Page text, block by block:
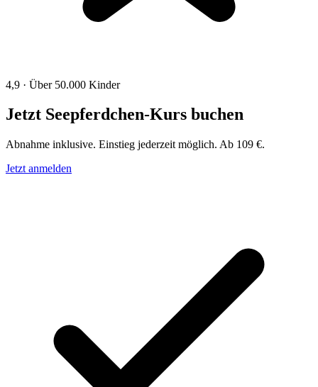
4,9 · Über 50.000 Kinder
Jetzt Seepferdchen-Kurs buchen
Abnahme inklusive. Einstieg jederzeit möglich. Ab 109 €.
Jetzt anmelden